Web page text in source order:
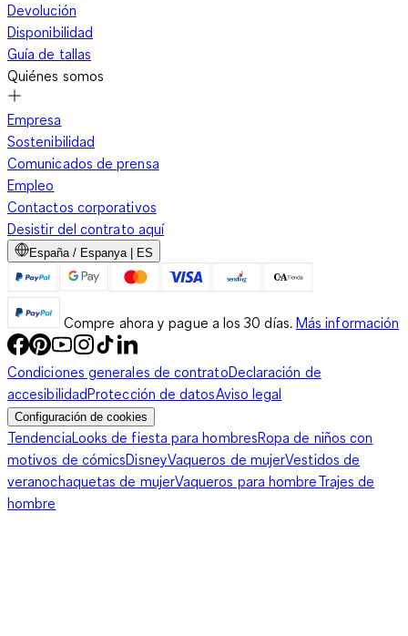
Devolución
Disponibilidad
Guía de tallas
Quiénes somos
Empresa
Sostenibilidad
Comunicados de prensa
Empleo
Contactos corporativos
Desistir del contrato aquí
España / Espanya | ES
Compre ahora y pague a los 30 días. Más información
Condiciones generales de contratoDeclaración de
accesibilidadProtección de datosAviso legal
Configuración de cookies
TendenciaLooks de fiesta para hombresRopa de niños con
motivos de cómicsDisneyVaqueros de mujerVestidos de
veranochaquetas de mujerVaqueros para hombreTrajes de
hombre